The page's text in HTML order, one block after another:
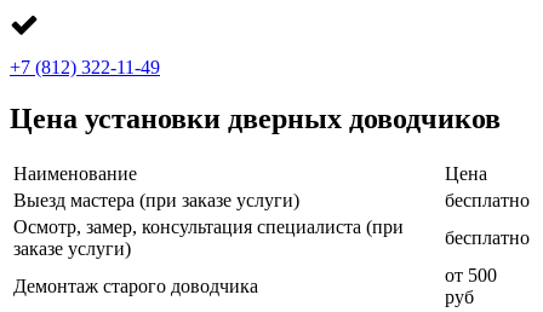
+7 (812) 322-11-49
Цена установки дверных доводчиков
Наименование
Цена
Выезд мастера (при заказе услуги)
бесплатно
Осмотр, замер, консультация специалиста (при
заказе услуги)
бесплатно
Демонтаж старого доводчика
от 500
руб